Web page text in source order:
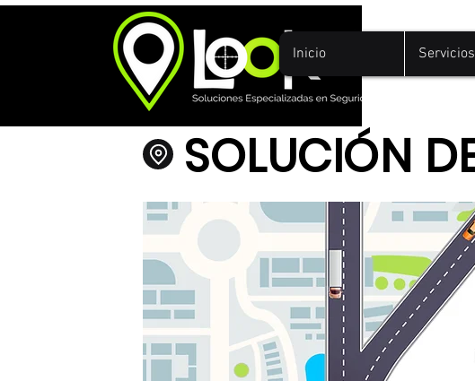
Inicio Servicios
SOLUCIÓN